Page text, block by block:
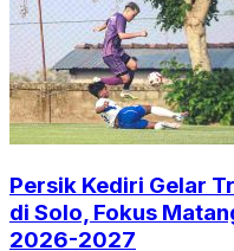
Persik Kediri Gelar
di Solo, Fokus
2026-2027